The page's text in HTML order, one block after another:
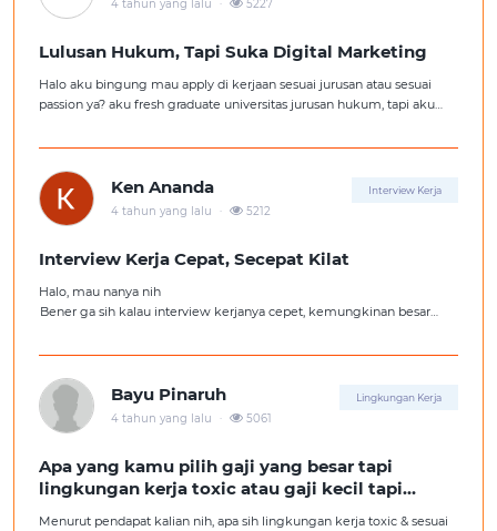
4 tahun yang lalu 5227
Lulusan Hukum, Tapi Suka Digital Marketing
Halo aku bingung mau apply di kerjaan sesuai jurusan atau sesuai
passion ya? aku fresh graduate universitas jurusan hukum, tapi aku
Ken Ananda Interview Kerja
4 tahun yang lalu . 5212
Interview Kerja Cepat, Secepat Kilat
Halo, mau nanya nih
Bener ga sih kalau interview kerjanya cepet, kemungkinan besar
Bayu Pinaruh Lingkungan Kerja
4 tahun yang lalu . 5061
Apa yang kamu pilih gaji yang besar tapi
lingkungan kerja toxic atau gaji kecil tapi
Menurut pendapat kalian nih, apa sih lingkungan kerja toxic & sesuai